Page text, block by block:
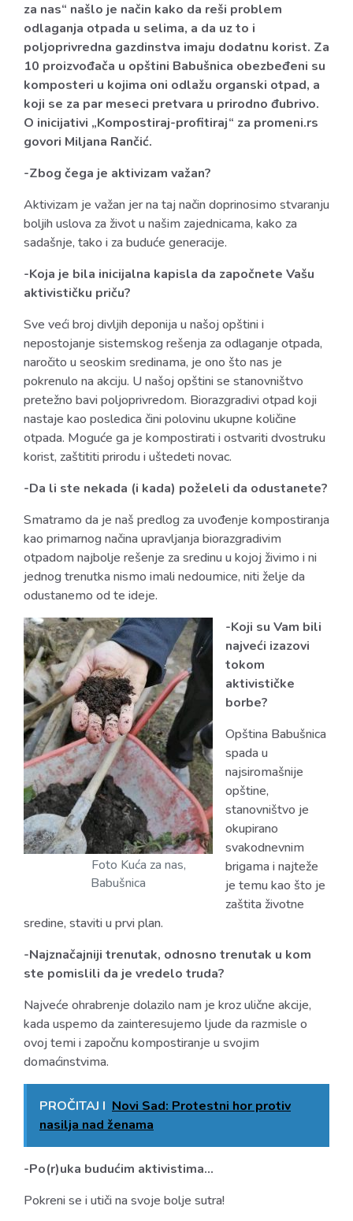
za nas“ našlo je način kako da reši problem
odlaganja otpada u selima, a da uz to i
poljoprivredna gazdinstva imaju dodatnu korist. Za
10 proizvođača u opštini Babušnica obezbeđeni su
komposteri u kojima oni odlažu organski otpad, a
koji se za par meseci pretvara u prirodno đubrivo.
O inicijativi „Kompostiraj-profitiraj“ za promeni.rs
govori Miljana Rančić.
-Zbog čega je aktivizam važan?
Aktivizam je važan jer na taj način doprinosimo stvaranju
boljih uslova za život u našim zajednicama, kako za
sadašnje, tako i za buduće generacije.
-Koja je bila inicijalna kapisla da započnete Vašu
aktivističku priču?
Sve veći broj divljih deponija u našoj opštini i
nepostojanje sistemskog rešenja za odlaganje otpada,
naročito u seoskim sredinama, je ono što nas je
pokrenulo na akciju. U našoj opštini se stanovništvo
pretežno bavi poljoprivredom. Biorazgradivi otpad koji
nastaje kao posledica čini polovinu ukupne količine
otpada. Moguće ga je kompostirati i ostvariti dvostruku
korist, zaštititi prirodu i uštedeti novac.
-Da li ste nekada (i kada) poželeli da odustanete?
Smatramo da je naš predlog za uvođenje kompostiranja
kao primarnog načina upravljanja biorazgradivim
otpadom najbolje rešenje za sredinu u kojoj živimo i ni
jednog trenutka nismo imali nedoumice, niti želje da
odustanemo od te ideje.
Foto Kuća za nas,
Babušnica
-Koji su Vam bili
najveći izazovi
tokom
aktivističke
borbe?
Opština Babušnica
spada u
najsiromašnije
opštine,
stanovništvo je
okupirano
svakodnevnim
brigama i najteže
je temu kao što je
zaštita životne
sredine, staviti u prvi plan.
-Najznačajniji trenutak, odnosno trenutak u kom
ste pomislili da je vredelo truda?
Najveće ohrabrenje dolazilo nam je kroz ulične akcije,
kada uspemo da zainteresujemo ljude da razmisle o
ovoj temi i započnu kompostiranje u svojim
domaćinstvima.
PROČITAJ I Novi Sad: Protestni hor protiv
nasilja nad ženama
-Po(r)uka budućim aktivistima…
Pokreni se i utiči na svoje bolje sutra!